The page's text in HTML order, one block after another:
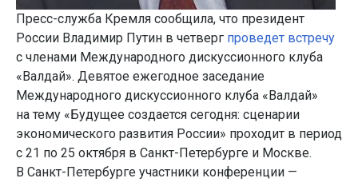
Пресс-служба Кремля сообщила, что президент
России Владимир Путин в четверг проведет встречу
с членами Международного дискуссионного клуба
«Валдай». Девятое ежегодное заседание
Международного дискуссионного клуба «Валдай»
на тему «Будущее создается сегодня: сценарии
экономического развития России» проходит в период
с 21 по 25 октября в Санкт-Петербурге и Москве.
В Санкт-Петербурге участники конференции —